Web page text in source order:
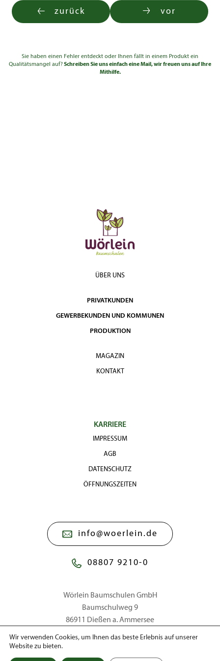
Solitär ab 3xv Cont.
200 -
225
bis 3
Solitär 5xv mDb bis 3
zurück vor
Sie haben einen Fehler entdeckt oder Ihnen fällt in einem Produkt ein
Qualitätsmangel auf?Schreiben Sie uns einfach eine Mail, wir freuen uns auf Ihre
Mithilfe.
ÜBER UNS
PRIVATKUNDEN
GEWERBEKUNDEN UND KOMMUNEN
PRODUKTION
MAGAZIN
KONTAKT
KARRIERE
IMPRESSUM
AGB
DATENSCHUTZ
ÖFFNUNGSZEITEN
info@woerlein.de
08807 9210-0
Wörlein Baumschulen GmbH
Baumschulweg 9
86911 Dießen a. Ammersee
© 2026 Wörlein Baumschulen GmbH
Wir verwenden Cookies, um Ihnen das beste Erlebnis auf unserer
Website zu bieten.